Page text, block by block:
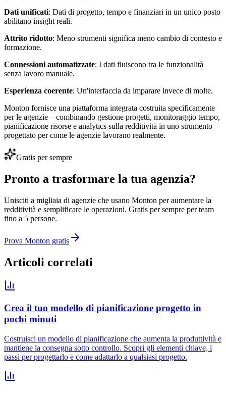
Dati unificati: Dati di progetto, tempo e finanziari in un unico posto
abilitano insight reali.
Attrito ridotto: Meno strumenti significa meno cambio di contesto e
formazione.
Connessioni automatizzate: I dati fluiscono tra le funzionalità
senza lavoro manuale.
Esperienza coerente: Un'interfaccia da imparare invece di molte.
Monton fornisce una piattaforma integrata costruita specificamente
per le agenzie—combinando gestione progetti, monitoraggio tempo,
pianificazione risorse e analytics sulla redditività in uno strumento
progettato per come le agenzie lavorano realmente.
Gratis per sempre
Pronto a trasformare la tua agenzia?
Unisciti a migliaia di agenzie che usano Monton per aumentare la
redditività e semplificare le operazioni. Gratis per sempre per team
fino a 5 persone.
Prova Monton gratis
Articoli correlati
Crea il tuo modello di pianificazione progetto in
pochi minuti
Costruisci un modello di pianificazione che aumenta la produttività e
mantiene la consegna sotto controllo. Scopri gli elementi chiave, i
passi per progettarlo e come adattarlo a qualsiasi progetto.